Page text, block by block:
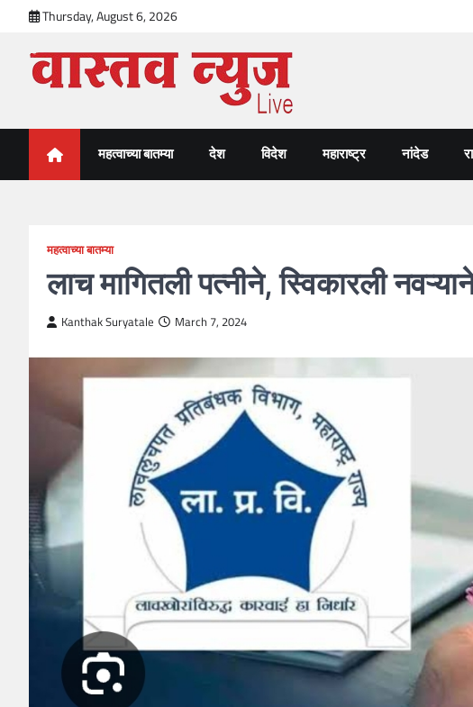
content
Thursday, August 6, 2026
VastavNEWSLive.com
महत्वाच्या बातम्या देश विदेश महाराष्ट्र नांदेड
महत्वाच्या बातम्या
लाच मागितली पत्नीने, स्विकारली
Kanthak Suryatale March 7, 2024